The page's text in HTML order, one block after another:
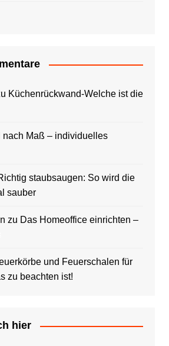
Küchenrückwand-Welche ist die
nach Maß – individuelles
staubsaugen: So wird die
sauber
zu Das Homeoffice einrichten –
und Feuerschalen für
zu beachten ist!
hier